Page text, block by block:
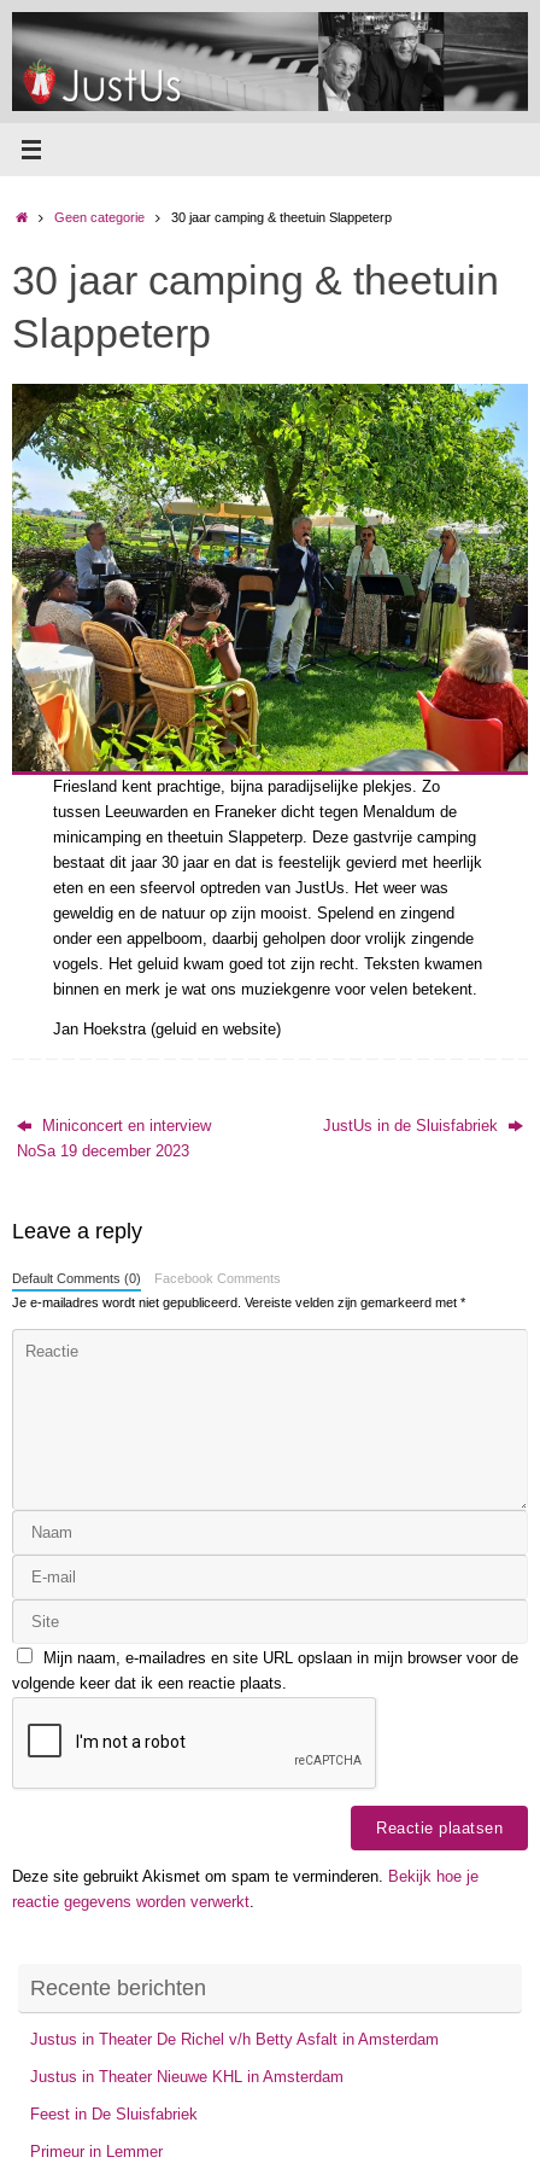
Ga
naar
inhoud
HomeGeen categorie 30 jaar camping & theetuin Slappeterp
30 jaar camping & theetuin
Slappeterp
Friesland kent prachtige, bijna paradijselijke plekjes. Zo
tussen Leeuwarden en Franeker dicht tegen Menaldum de
minicamping en theetuin Slappeterp. Deze gastvrije camping
bestaat dit jaar 30 jaar en dat is feestelijk gevierd met heerlijk
eten en een sfeervol optreden van JustUs. Het weer was
geweldig en de natuur op zijn mooist. Spelend en zingend
onder een appelboom, daarbij geholpen door vrolijk zingende
vogels. Het geluid kwam goed tot zijn recht. Teksten kwamen
binnen en merk je wat ons muziekgenre voor velen betekent.
Jan Hoekstra (geluid en website)
Miniconcert en interview
NoSa 19 december 2023
JustUs in de Sluisfabriek
Leave a reply
Default Comments (0)
Facebook Comments
Je e-mailadres wordt niet gepubliceerd. Vereiste velden zijn gemarkeerd met *
Mijn naam, e-mailadres en site URL opslaan in mijn browser voor de
volgende keer dat ik een reactie plaats.
Deze site gebruikt Akismet om spam te verminderen.
Bekijk hoe je
reactie gegevens worden verwerkt
Recente berichten
Justus in Theater De Richel v/h Betty Asfalt in Amsterdam
Justus in Theater Nieuwe KHL in Amsterdam
Feest in De Sluisfabriek
Primeur in Lemmer